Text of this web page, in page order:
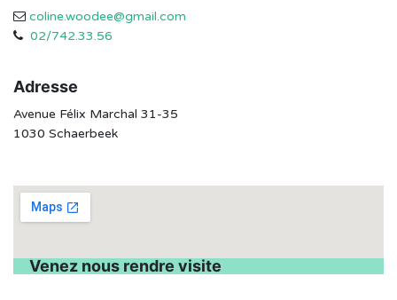
coline.woodee@gmail.com
02/742.33.56
Adresse
Avenue Félix Marchal 31-35
1030 Schaerbeek
Venez nous rendre visite